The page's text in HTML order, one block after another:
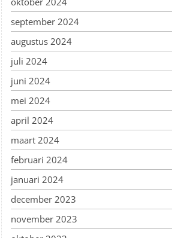
september 2024
augustus 2024
juli 2024
juni 2024
mei 2024
april 2024
maart 2024
februari 2024
januari 2024
december 2023
november 2023